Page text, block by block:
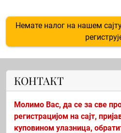
Немате налог на нашем
КОНТАКТ
Молимо Вас, да се за све
регистрацијом на сајт,
куповином улазница,